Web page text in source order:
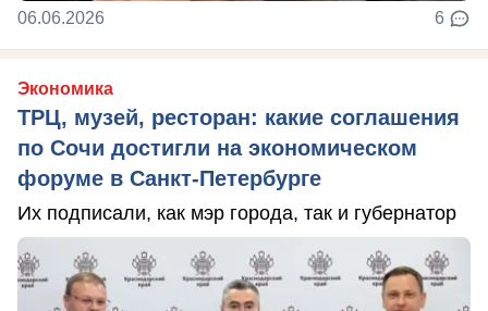
06.06.2026 6
Экономика
ТРЦ, музей, ресторан: какие соглашения
по Сочи достигли на экономическом
форуме в Санкт-Петербурге
Их подписали, как мэр города, так и губернатор